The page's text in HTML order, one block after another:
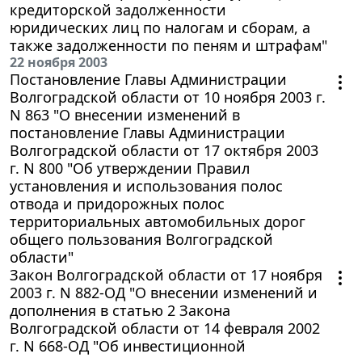
кредиторской задолженности
юридических лиц по налогам и сборам, а
также задолженности по пеням и штрафам"
22 ноября 2003
Постановление Главы Администрации
Волгоградской области от 10 ноября 2003 г.
N 863 "О внесении изменений в
постановление Главы Администрации
Волгоградской области от 17 октября 2003
г. N 800 "Об утверждении Правил
установления и использования полос
отвода и придорожных полос
территориальных автомобильных дорог
общего пользования Волгоградской
области"
Закон Волгоградской области от 17 ноября
2003 г. N 882-ОД "О внесении изменений и
дополнения в статью 2 Закона
Волгоградской области от 14 февраля 2002
г. N 668-ОД "Об инвестиционной